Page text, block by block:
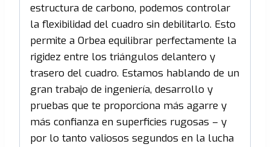
estructura de carbono, podemos controlar
la flexibilidad del cuadro sin debilitarlo. Esto
permite a Orbea equilibrar perfectamente la
rigidez entre los triángulos delantero y
trasero del cuadro. Estamos hablando de un
gran trabajo de ingeniería, desarrollo y
pruebas que te proporciona más agarre y
más confianza en superficies rugosas – y
por lo tanto valiosos segundos en la lucha